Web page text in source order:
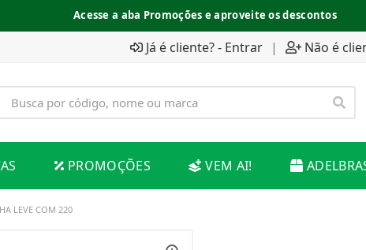
Acesse a aba Promoções e aproveite os descontos
Já é cliente? - Entrar | Não é
PROMOÇÕES VEM AI!
LEVE COM 220